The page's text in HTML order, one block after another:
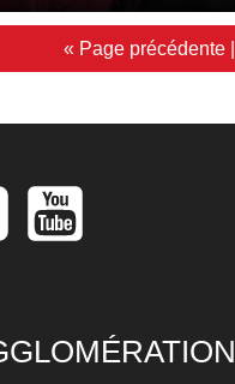
« Page précédente|